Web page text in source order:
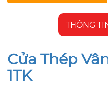
THÔNG
Cửa Thép
1TK